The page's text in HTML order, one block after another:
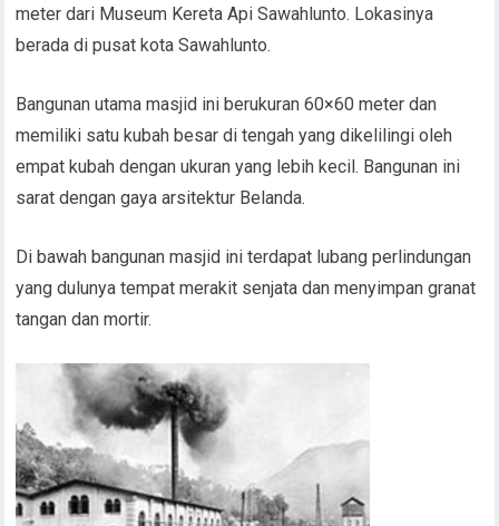
meter dari Museum Kereta Api Sawahlunto. Lokasinya
berada di pusat kota Sawahlunto.
Bangunan utama masjid ini berukuran 60×60 meter dan
memiliki satu kubah besar di tengah yang dikelilingi oleh
empat kubah dengan ukuran yang lebih kecil. Bangunan ini
sarat dengan gaya arsitektur Belanda.
Di bawah bangunan masjid ini terdapat lubang perlindungan
yang dulunya tempat merakit senjata dan menyimpan granat
tangan dan mortir.